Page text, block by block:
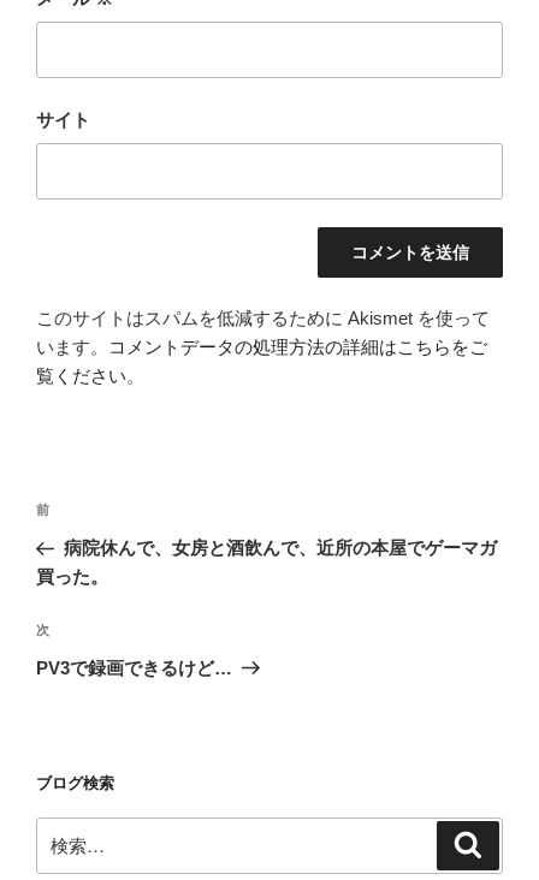
サイト
このサイトはスパムを低減するために Akismet を使って
います。
コメントデータの処理方法の詳細はこちらをご
覧ください。
投
ナ
ゲ
ー
前
の
投
前
病院休んで、女房と酒飲んで、近所の本屋でゲーマガ
買った。
次
の
次
PV3で録画できるけど…
ブログ検索
索: